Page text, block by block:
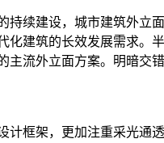
续建设，城市建筑外
化建筑的长效发展需求。
流外立面方案。明暗
框架，更加注重采光通